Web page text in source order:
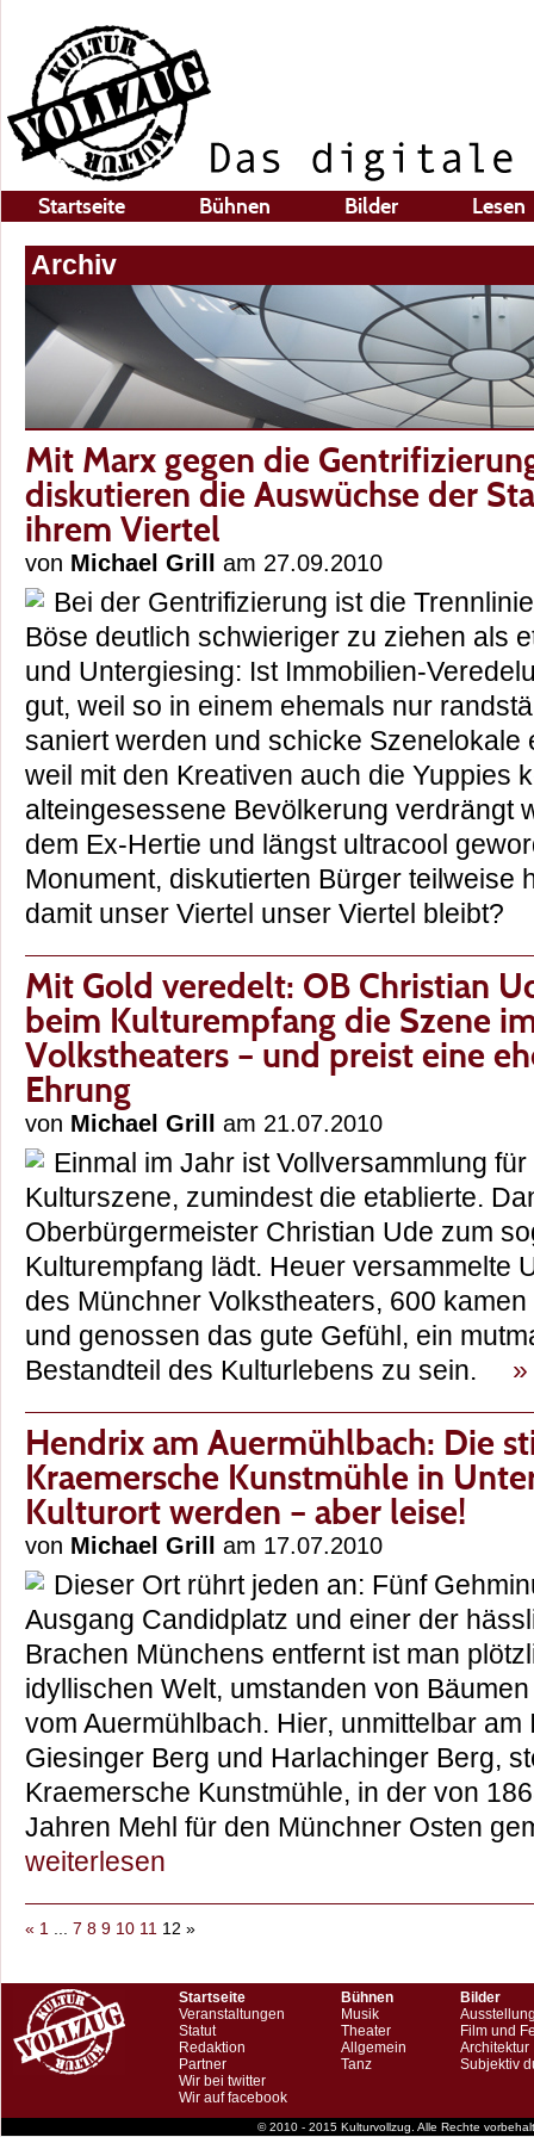
Startseite Bühnen Bilder Lesen
Archiv
Mit Marx gegen die
diskutieren die Auswüchse der
ihrem Viertel
von Michael Grill am 27.09.2010
Bei der Gentrifizierung ist die
Böse deutlich schwieriger zu ziehen als
und Untergiesing: Ist Immobilien-
gut, weil so in einem ehemals nur
saniert werden und schicke Szenelokale
weil mit den Kreativen auch die Yuppies
alteingesessene Bevölkerung verdrängt
dem Ex-Hertie und längst ultracool
Monument, diskutierten Bürger teilweise
damit unser Viertel unser Viertel
Mit Gold veredelt: OB Christian
beim Kulturempfang die Szene
Volkstheaters – und preist eine
Ehrung
von Michael Grill am 21.07.2010
Einmal im Jahr ist Vollversammlung
Kulturszene, zumindest die etablierte.
Oberbürgermeister Christian Ude zum
Kulturempfang lädt. Heuer versammelte
des Münchner Volkstheaters, 600
und genossen das gute Gefühl, ein
Bestandteil des Kulturlebens zu sein.
Hendrix am Auermühlbach: Die
Kraemersche Kunstmühle in
Kulturort werden – aber leise!
von Michael Grill am 17.07.2010
Dieser Ort rührt jeden an: Fünf
Ausgang Candidplatz und einer der
Brachen Münchens entfernt ist man
idyllischen Welt, umstanden von
vom Auermühlbach. Hier, unmittelbar
Giesinger Berg und Harlachinger Berg,
Kraemersche Kunstmühle, in der von
Jahren Mehl für den Münchner Osten
weiterlesen
« 1 ... 7 8 9 10 11 12 »
Startseite
Veranstaltungen
Statut
Redaktion
Partner
Wir bei twitter
Wir auf facebook
Bühnen
Musik
Theater
Allgemein
Tanz
Bilder
Film und
Architektur
Subjektiv
© 2010 - 2015 Kulturvollzug. Alle Rechte